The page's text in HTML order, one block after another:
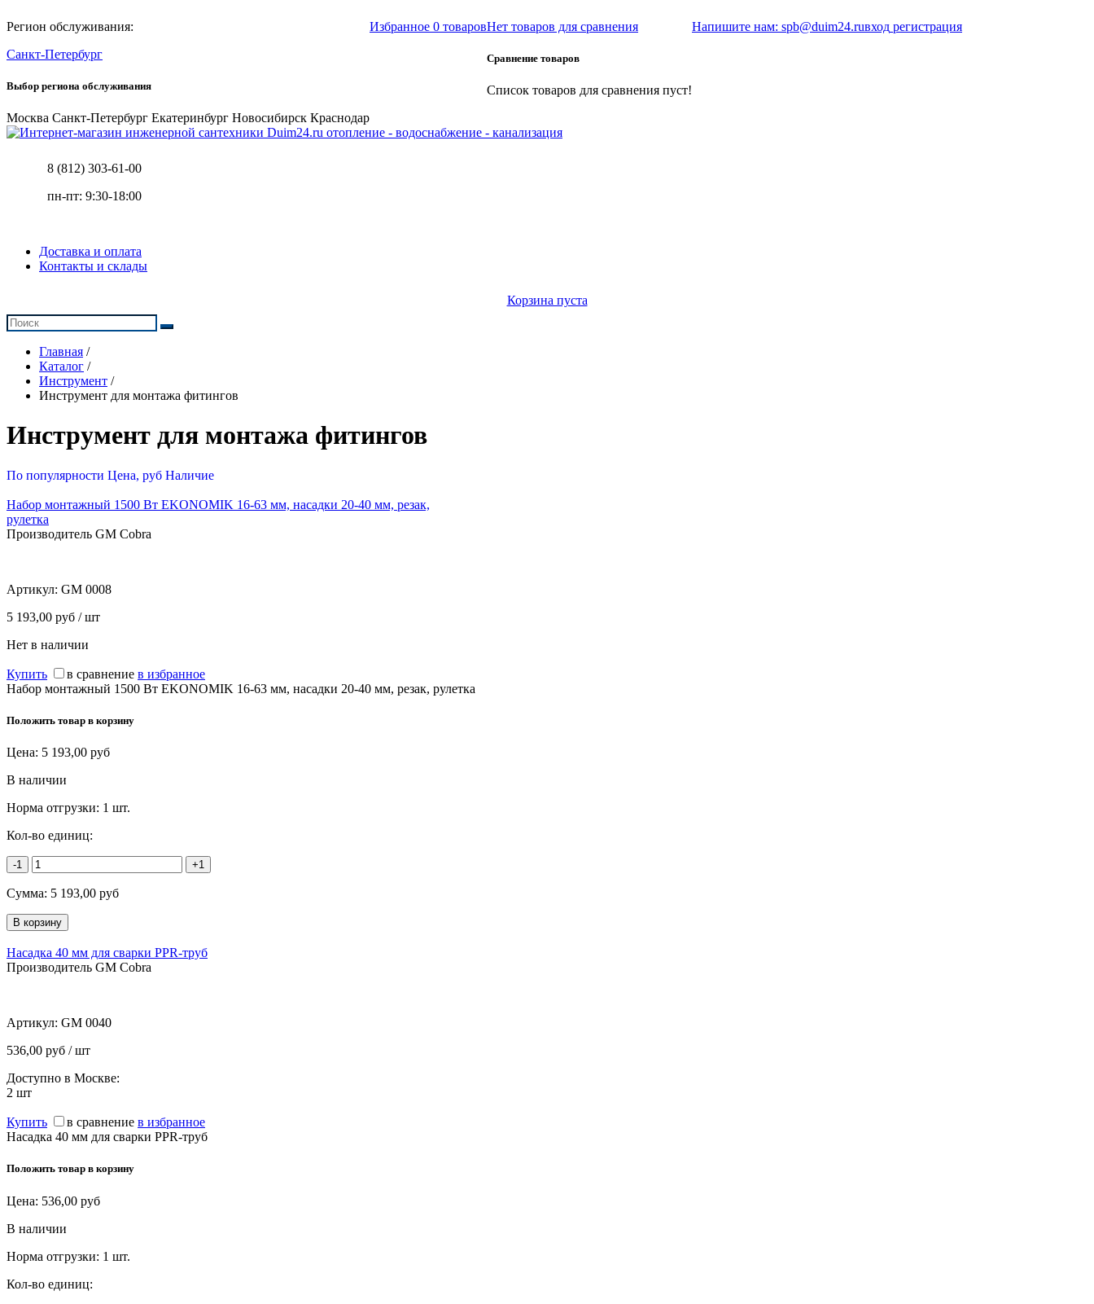
Регион обслуживания:
Санкт-Петербург
Выбор региона обслуживания
Москва Санкт-Петербург Екатеринбург Новосибирск Краснодар
Избранное 0 товаровНет товаров для сравнения
Сравнение товаров
Список товаров для сравнения пуст!
Напишите нам: spb@duim24.ruвход регистрация
отопление - водоснабжение - канализация
8 (812) 303-61-00
пн-пт: 9:30-18:00
Доставка и оплата
Контакты и склады
Корзина пуста
Главная /
Каталог /
Инструмент /
Инструмент для монтажа фитингов
Инструмент для монтажа фитингов
По популярности Цена, руб Наличие
Набор монтажный 1500 Вт EKONOMIK 16-63 мм, насадки 20-40 мм, резак,
рулетка
Производитель GM Cobra
Артикул: GM 0008
5 193,00 руб / шт
Нет в наличии
Купить в сравнение в избранное
Набор монтажный 1500 Вт EKONOMIK 16-63 мм, насадки 20-40 мм, резак, рулетка
Положить товар в корзину
Цена: 5 193,00 руб
В наличии
Норма отгрузки: 1 шт.
Кол-во единиц:
-1 +1
Сумма: 5 193,00 руб
Насадка 40 мм для сварки PPR-труб
Производитель GM Cobra
Артикул: GM 0040
536,00 руб / шт
Доступно в Москве:
2 шт
Купить в сравнение в избранное
Насадка 40 мм для сварки PPR-труб
Положить товар в корзину
Цена: 536,00 руб
В наличии
Норма отгрузки: 1 шт.
Кол-во единиц: